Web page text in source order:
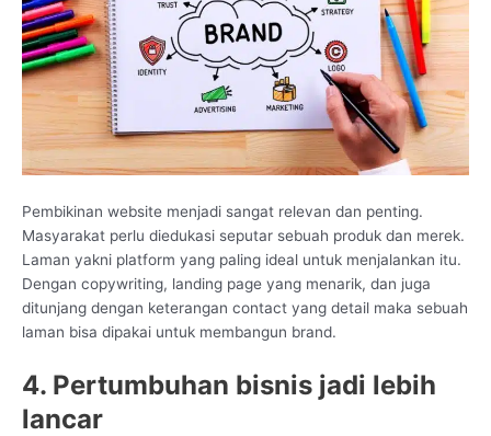
Pembikinan website menjadi sangat relevan dan penting.
Masyarakat perlu diedukasi seputar sebuah produk dan merek.
Laman yakni platform yang paling ideal untuk menjalankan itu.
Dengan copywriting, landing page yang menarik, dan juga
ditunjang dengan keterangan contact yang detail maka sebuah
laman bisa dipakai untuk membangun brand.
4. Pertumbuhan bisnis jadi lebih
lancar